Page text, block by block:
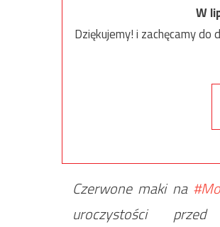
W
Dziękujemy! i zachęcamy
Czerwone maki na
uroczystości